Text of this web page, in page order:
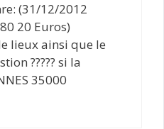
(31/12/2012
20 Euros)
lieux ainsi que le
????? si la
35000